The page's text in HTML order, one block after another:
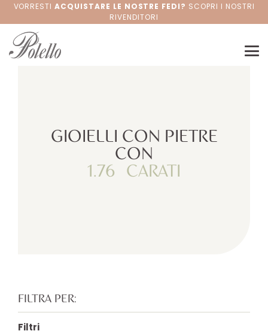
VORRESTIACQUISTARE LE NOSTRE FEDI? SCOPRI I NOSTRI
RIVENDITORI
GIOIELLI CON PIETRE
CON
1.76
CARATI
FILTRA PER:
Filtri